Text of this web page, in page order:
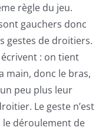
règle du jeu.
gauchers donc
gestes de droitiers.
écrivent : on tient
main, donc le bras,
peu plus leur
Le geste n’est
le déroulement de